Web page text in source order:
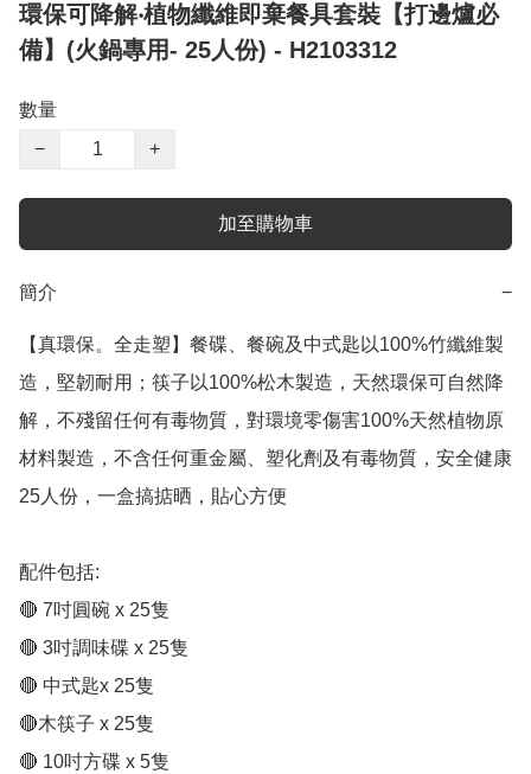
環保可降解‧植物纖維即棄餐具套裝【打邊爐必
備】(火鍋專用- 25人份) - H2103312
數量
−
+
加至購物車
簡介 −
【真環保。全走塑】餐碟、餐碗及中式匙以100%竹纖維製
造，堅韌耐用；筷子以100%松木製造，天然環保可自然降
解，不殘留任何有毒物質，對環境零傷害100%天然植物原
材料製造，不含任何重金屬、塑化劑及有毒物質，安全健康
25人份，一盒搞掂晒，貼心方便
配件包括:
🔴 7吋圓碗 x 25隻
🔴 3吋調味碟 x 25隻
🔴 中式匙x 25隻
🔴木筷子 x 25隻
🔴 10吋方碟 x 5隻